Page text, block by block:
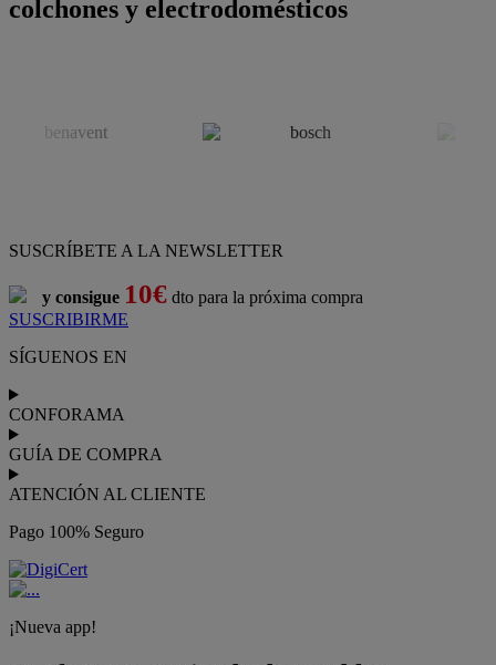
colchones y electrodomésticos
SUSCRÍBETE A LA NEWSLETTER
y consigue 10€ dto para la próxima compra
SUSCRIBIRME
SÍGUENOS EN
CONFORAMA
GUÍA DE COMPRA
ATENCIÓN AL CLIENTE
Pago 100% Seguro
¡Nueva app!